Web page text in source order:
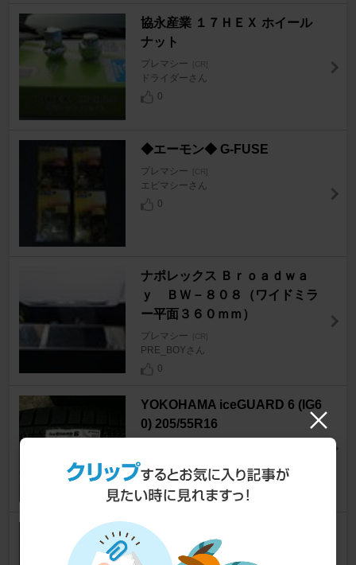
協永産業 １７ＨＥＸ ホイール
ナット
プレマシー [CR]
ドライダーさん
0
◆エーモン◆ G-FUSE
プレマシー [CR]
エビマシーさん
0
ナポレックス Ｂｒｏａｄｗａ
ｙ ＢＷ－８０８（ワイドミラ
ー平面３６０ｍｍ）
プレマシー [CR]
PRE_BOYさん
0
YOKOHAMA iceGUARD 6 (IG6
0) 205/55R16
12
ENVOY MOTIVA UHP 205/50R
17 93W XL